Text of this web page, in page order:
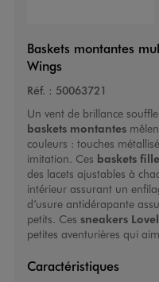
Baskets montantes
Wings
Réf. : 50063721
Un vent de brillance
baskets montantes
couleurs : touches
imitation. Ces baskets fille
des lacets ajustables à
intérieur assurant un
d’usure antidérapante
petits. Ces sneakers
petites aventurières qui
Caractéristiques